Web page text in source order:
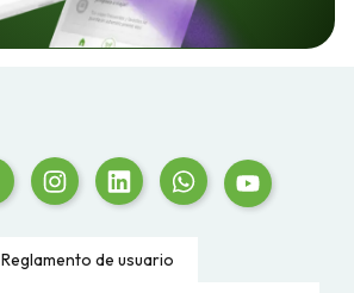
Reglamento de usuario